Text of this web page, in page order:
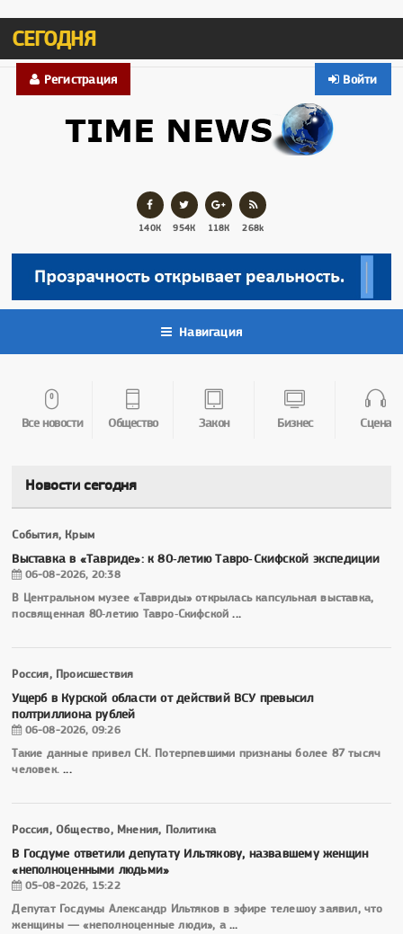
СЕГОДНЯ
Войти
Регистрация
140К 954К 118К 268k
Навигация
Все новости Общество Закон Бизнес Сцена
Новости сегодня
События, Крым
Выставка в «Тавриде»: к 80‑летию Тавро‑Скифской экспедиции
06-08-2026, 20:38
В Центральном музее «Тавриды» открылась капсульная выставка,
посвященная 80‑летию Тавро‑Скифской...
Россия, Происшествия
Ущерб в Курской области от действий ВСУ превысил
полтриллиона рублей
06-08-2026, 09:26
Такие данные привел СК. Потерпевшими признаны более 87 тысяч
человек....
Россия, Общество, Мнения, Политика
В Госдуме ответили депутату Ильтякову, назвавшему женщин
«неполноценными людьми»
05-08-2026, 15:22
Депутат Госдумы Александр Ильтяков в эфире телешоу заявил, что
женщины — «неполноценные люди», а...